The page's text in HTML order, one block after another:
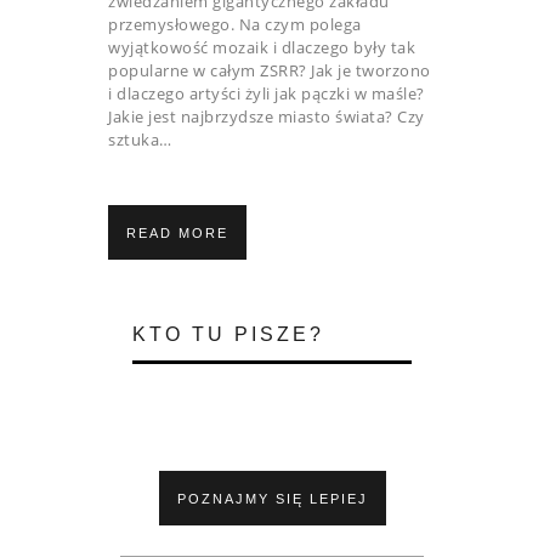
przemysłowego. Na czym polega
wyjątkowość mozaik i dlaczego były tak
popularne w całym ZSRR? Jak je tworzono
i dlaczego artyści żyli jak pączki w maśle?
Jakie jest najbrzydsze miasto świata? Czy
sztuka…
READ MORE
KTO TU PISZE?
POZNAJMY SIĘ LEPIEJ